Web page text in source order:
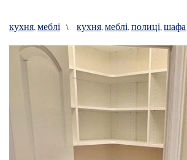
кухня,меблі \ кухня,меблі,полиці,шафа